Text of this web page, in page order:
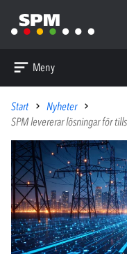
Meny
Start
Nyheter
SPM levererar lösningar för